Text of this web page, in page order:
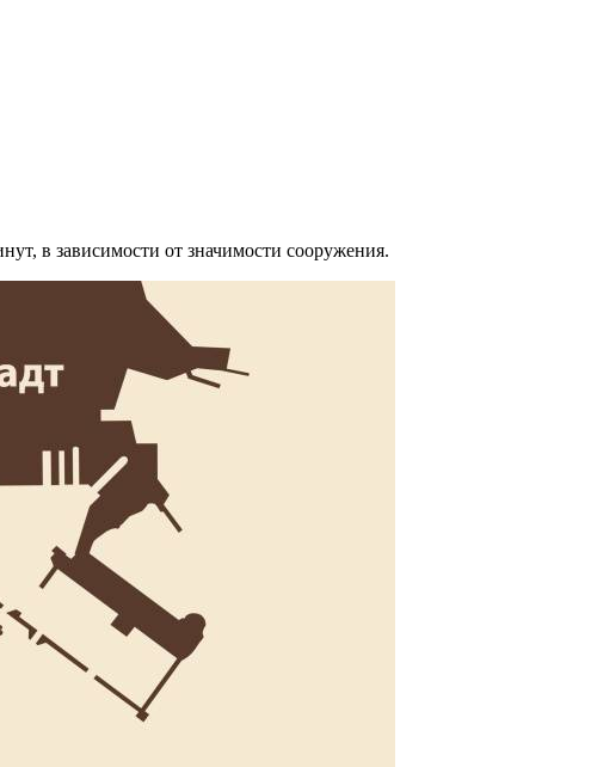
в зависимости от значимости сооружения.